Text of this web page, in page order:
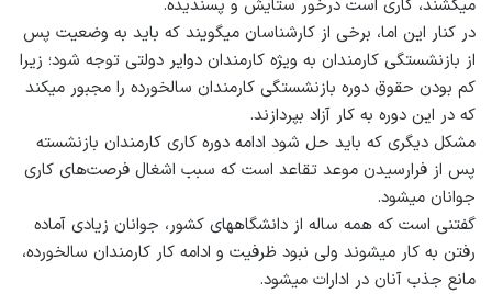
می‎کشند، کاری است درخور ستایش و پسندیده.
در کنار این اما، برخی از کارشناسان می‎گویند که باید به وضعیت پس
از بازنشستگی کارمندان به ویژه کارمندان دوایر دولتی توجه شود؛ زیرا
کم بودن حقوق دوره بازنشستگی کارمندان سالخورده را مجبور می‎کند
که در این دوره به کار آزاد بپردازند.
مشکل دیگری که باید حل شود ادامه دوره کاری کارمندان بازنشسته
پس از فرارسیدن موعد تقاعد است که سبب اشغال فرصت‌های کاری
جوانان می‎شود.
گفتنی است که همه ساله از دانشگاه‎های کشور، جوانان زیادی آماده
رفتن به کار می‎شوند ولی نبود ظرفیت و ادامه کار کارمندان سالخورده،
مانع جذب آنان در ادارات می‎شود.